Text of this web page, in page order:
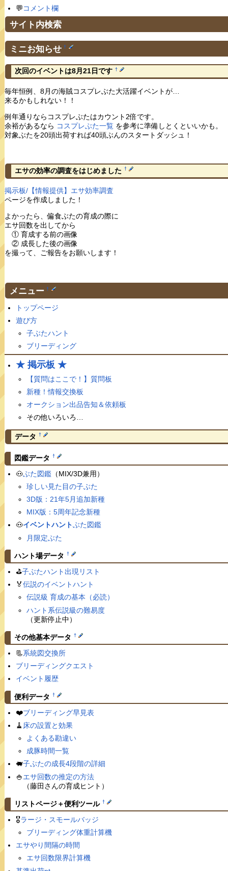
💬コメント欄
サイト内検索
ミニお知らせ †
次回のイベントは8月21日です †
毎年恒例、8月の海賊コスプレぶた大活躍イベントが…
来るかもしれない！！
例年通りならコスプレぶたはカウント2倍です。
余裕があるなら コスプレぶた一覧を参考に準備しとくといいかも。
対象ぶたを20頭出荷すれば40頭ぶんのスタートダッシュ！
エサの効率の調査をはじめました †
掲示板/【情報提供】エサ効率調査
ページを作成しました！
よかったら、偏食ぶたの育成の際に
エサ回数を出してから
① 育成する前の画像
② 成長した後の画像
を撮って、ご報告をお願いします！
メニュー †
トップページ
遊び方
子ぶたハント
ブリーディング
★ 掲示板 ★
【質問はここで！】質問板
新種！情報交換板
オークション出品告知＆依頼板
その他いろいろ…
データ †
図鑑データ †
🐽ぶた図鑑（MIX/3D兼用）
珍しい見た目の子ぶた
3D版：21年5月追加新種
MIX版：5周年記念新種
🐽イベントハントぶた図鑑
月限定ぶた
ハント場データ †
⛳️子ぶたハント出現リスト
🏅伝説のイベントハント
伝説級 育成の基本（必読）
ハント系伝説級の難易度
（更新停止中）
その他基本データ †
📃系統図交換所
ブリーディングクエスト
イベント履歴
便利データ †
❤️ブリーディング早見表
🧹 床の設置と効果
よくある勘違い
成豚時間一覧
🐖子ぶたの成長4段階の詳細
🍚エサ回数の推定の方法
（藤田さんの育成ヒント）
リストページ＋便利ツール †
🎖ラージ・スモールバッジ
ブリーディング体重計算機
エサやり間隔の時間
エサ回数限界計算機